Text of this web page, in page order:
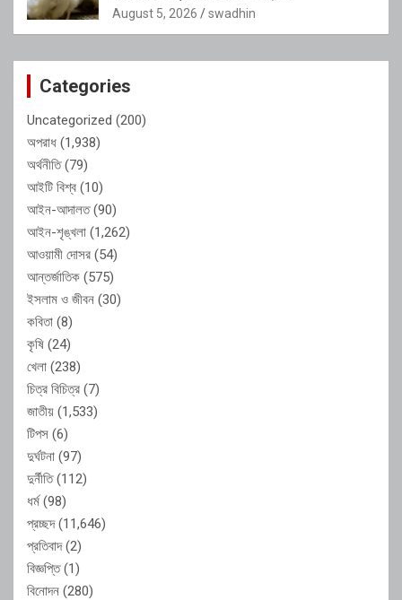
August 5, 2026 swadhin
Categories
Uncategorized (200)
অপরাধ (1,938)
অর্থনীতি(79)
আইটি বিশ্ব (10)
আইন-আদালত(90)
আইন-শৃঙ্খলা (1,262)
আওয়ামী দোসর (54)
আন্তর্জাতিক (575)
ইসলাম ও জীবন (30)
কবিতা (8)
কৃষি (24)
খেলা (238)
চিত্র বিচিত্র (7)
জাতীয় (1,533)
টিপস (6)
দুর্ঘটনা (97)
দুর্নীতি(112)
ধর্ম(98)
প্রচ্ছদ(11,646)
প্রতিবাদ(2)
বিজ্ঞপ্তি(1)
বিনোদন (280)